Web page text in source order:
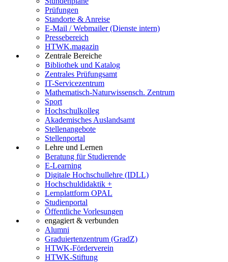
Prüfungen
Standorte & Anreise
E-Mail / Webmailer (Dienste intern)
Pressebereich
HTWK.magazin
Zentrale Bereiche
Bibliothek und Katalog
Zentrales Prüfungsamt
IT-Servicezentrum
Mathematisch-Naturwissensch. Zentrum
Sport
Hochschulkolleg
Akademisches Auslandsamt
Stellenangebote
Stellenportal
Lehre und Lernen
Beratung für Studierende
E-Learning
Digitale Hochschullehre (IDLL)
Hochschuldidaktik +
Lernplattform OPAL
Studienportal
Öffentliche Vorlesungen
engagiert & verbunden
Alumni
Graduiertenzentrum (GradZ)
HTWK-Förderverein
HTWK-Stiftung